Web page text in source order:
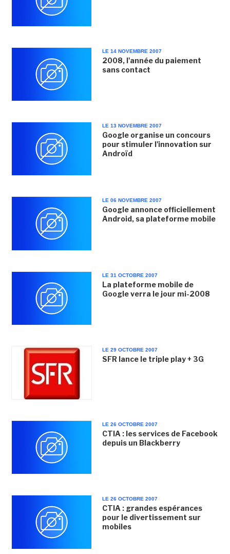
LE 14 NOVEMBRE 2007
2008, l'année du paiement
sans contact
LE 13 NOVEMBRE 2007
Google organise un concours
pour stimuler l'innovation sur
Androïd
LE 06 NOVEMBRE 2007
Google annonce officiellement
Android, sa plateforme mobile
LE 31 OCTOBRE 2007
La plateforme mobile de
Google verra le jour mi-2008
LE 29 OCTOBRE 2007
SFR lance le triple play + 3G
LE 26 OCTOBRE 2007
CTIA : les services de Facebook
depuis un Blackberry
LE 26 OCTOBRE 2007
CTIA : grandes espérances
pour le divertissement sur
mobiles